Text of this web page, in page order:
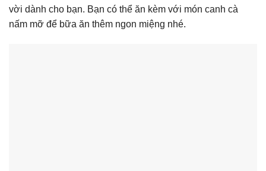
vời dành cho bạn. Bạn có thể ăn kèm với món canh cà
nấm mỡ để bữa ăn thêm ngon miệng nhé.